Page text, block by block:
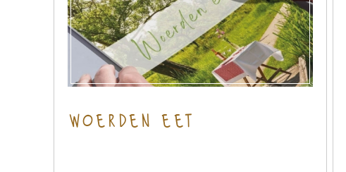
woerden eet